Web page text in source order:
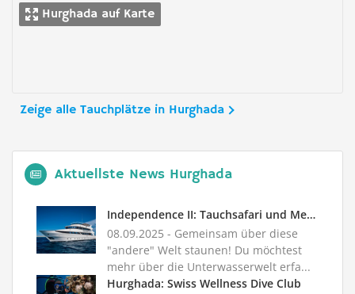
Hurghada auf Karte
Zeige alle Tauchplätze in Hurghada
Aktuellste News Hurghada
Independence II: Tauchsafari und Meeresbiologie
08.09.2025 - Gemeinsam über diese
"andere" Welt staunen! Du möchtest
mehr über die Unterwasserwelt erfa...
Hurghada: Swiss Wellness Dive Club